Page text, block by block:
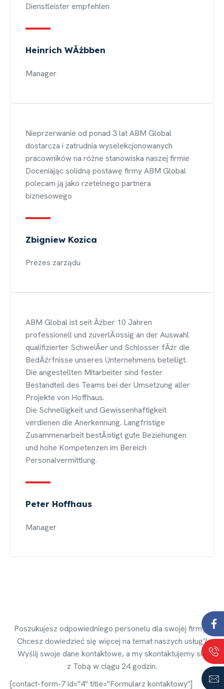
Dienstleister empfehlen
Heinrich WĂźbben
Manager
Nieprzerwanie od ponad 3 lat ABM Global
dostarcza i zatrudnia wyselekcjonowanych
pracowników na różne stanowiska naszej firmie
Doceniając solidną postawę firmy ABM Global
polecam ją jako rzetelnego partnera
biznesowego
Zbigniew Kozica
Prezes zarządu
ABM Global ist seit Ăźber 10 Jahren
professionell und zuverlĂ¤ssig an der Auswahl
qualifizierter SchweiĂer und Schlosser fĂźr die
BedĂźrfnisse unseres Unternehmens beteiligt.
Die angestellten Mitarbeiter sind fester
Bestandteil des Teams bei der Umsetzung aller
Projekte von Hoffhaus.
Die Schnelligkeit und Gewissenhaftigkeit
verdienen die Anerkennung. Langfristige
Zusammenarbeit bestĂ¤tigt gute Beziehungen
und hohe Kompetenzen im Bereich
Personalvermittlung.
Peter Hoffhaus
Manager
Poszukujesz odpowiedniego personelu dla swojej firmy?
Chcesz dowiedzieć się więcej na temat naszych usług?
Wyślij swoje dane kontaktowe, a my skontaktujemy się
z Tobą w ciągu 24 godzin.
[contact-form-7 id="4" title="Formularz kontaktowy"]